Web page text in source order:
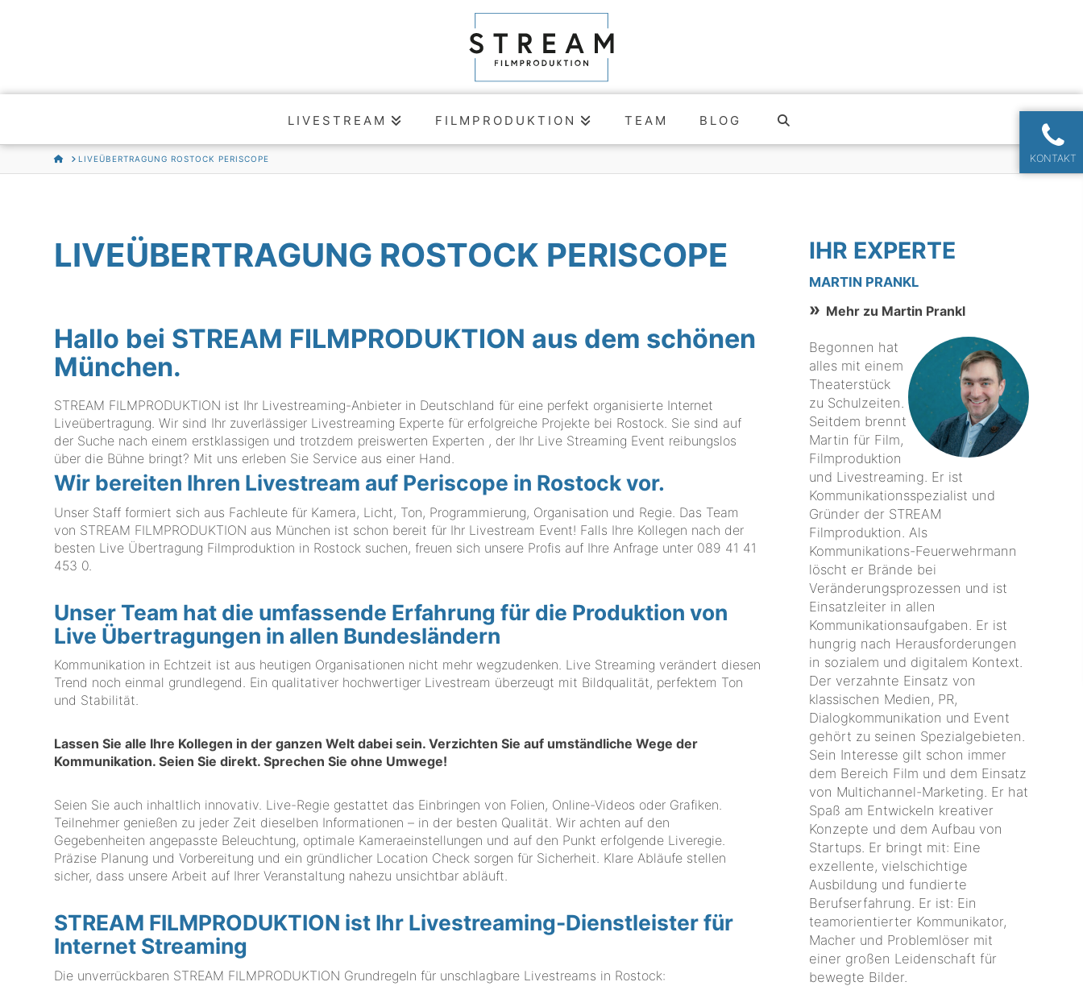
LIVESTREAM FILMPRODUKTION TEAM BLOG
HOMELIVEÜBERTRAGUNG ROSTOCK PERISCOPE KONTAKT
LIVEÜBERTRAGUNG ROSTOCK PERISCOPE
Hallo bei STREAM FILMPRODUKTION aus dem schönen
München.
STREAM FILMPRODUKTION ist Ihr Livestreaming-Anbieter in Deutschland für eine perfekt organisierte Internet
Liveübertragung. Wir sind Ihr zuverlässiger Livestreaming Experte für erfolgreiche Projekte bei Rostock. Sie sind auf
der Suche nach einem erstklassigen und trotzdem preiswerten Experten , der Ihr Live Streaming Event reibungslos
über die Bühne bringt? Mit uns erleben Sie Service aus einer Hand.
Wir bereiten Ihren Livestream auf Periscope in Rostock vor.
Unser Staff formiert sich aus Fachleute für Kamera, Licht, Ton, Programmierung, Organisation und Regie. Das Team
von STREAM FILMPRODUKTION aus München ist schon bereit für Ihr Livestream Event! Falls Ihre Kollegen nach der
besten Live Übertragung Filmproduktion in Rostock suchen, freuen sich unsere Profis auf Ihre Anfrage unter 089 41 41
453 0
Unser Team hat die umfassende Erfahrung für die Produktion von
Live Übertragungen in allen Bundesländern
Kommunikation in Echtzeit ist aus heutigen Organisationen nicht mehr wegzudenken. Live Streaming verändert diesen
Trend noch einmal grundlegend. Ein qualitativer hochwertiger Livestream überzeugt mit Bildqualität, perfektem Ton
und Stabilität.
Lassen Sie alle Ihre Kollegen in der ganzen Welt dabei sein. Verzichten Sie auf umständliche Wege der
Kommunikation. Seien Sie direkt. Sprechen Sie ohne Umwege!
Seien Sie auch inhaltlich innovativ. Live-Regie gestattet das Einbringen von Folien, Online-Videos oder Grafiken.
Teilnehmer genießen zu jeder Zeit dieselben Informationen – in der besten Qualität. Wir achten auf den
Gegebenheiten angepasste Beleuchtung, optimale Kameraeinstellungen und auf den Punkt erfolgende Liveregie.
Präzise Planung und Vorbereitung und ein gründlicher Location Check sorgen für Sicherheit. Klare Abläufe stellen
sicher, dass unsere Arbeit auf Ihrer Veranstaltung nahezu unsichtbar abläuft.
STREAM FILMPRODUKTION ist Ihr Livestreaming-Dienstleister für
Internet Streaming
Die unverrückbaren STREAM FILMPRODUKTION Grundregeln für unschlagbare Livestreams in Rostock:
IHR EXPERTE
MARTIN PRANKL
Mehr zu Martin Prankl
Begonnen hat
alles mit einem
Theaterstück
zu Schulzeiten.
Seitdem brennt
Martin für Film,
Filmproduktion
und Livestreaming. Er ist
Kommunikationsspezialist und
Gründer der STREAM
Filmproduktion. Als
Kommunikations-Feuerwehrmann
löscht er Brände bei
Veränderungsprozessen und ist
Einsatzleiter in allen
Kommunikationsaufgaben. Er ist
hungrig nach Herausforderungen
in sozialem und digitalem Kontext.
Der verzahnte Einsatz von
klassischen Medien, PR,
Dialogkommunikation und Event
gehört zu seinen Spezialgebieten.
Sein Interesse gilt schon immer
dem Bereich Film und dem Einsatz
von Multichannel-Marketing. Er hat
Spaß am Entwickeln kreativer
Konzepte und dem Aufbau von
Startups. Er bringt mit: Eine
exzellente, vielschichtige
Ausbildung und fundierte
Berufserfahrung. Er ist: Ein
teamorientierter Kommunikator,
Macher und Problemlöser mit
einer großen Leidenschaft für
bewegte Bilder.